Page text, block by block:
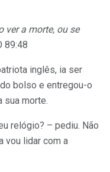
ver a morte, ou se
89:48
inglês, ia ser
bolso e entregou-o
sua morte.
relógio? – pediu. Não
vou lidar com a